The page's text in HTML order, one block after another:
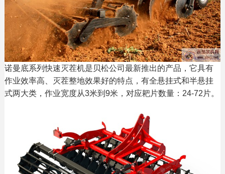
诺曼底系列快速灭茬机是贝松公司最新推出的产品，它具有
作业效率高、灭茬整地效果好的特点，有全悬挂式和半悬挂
式两大类，作业宽度从3米到9米，对应耙片数量：24-72片。